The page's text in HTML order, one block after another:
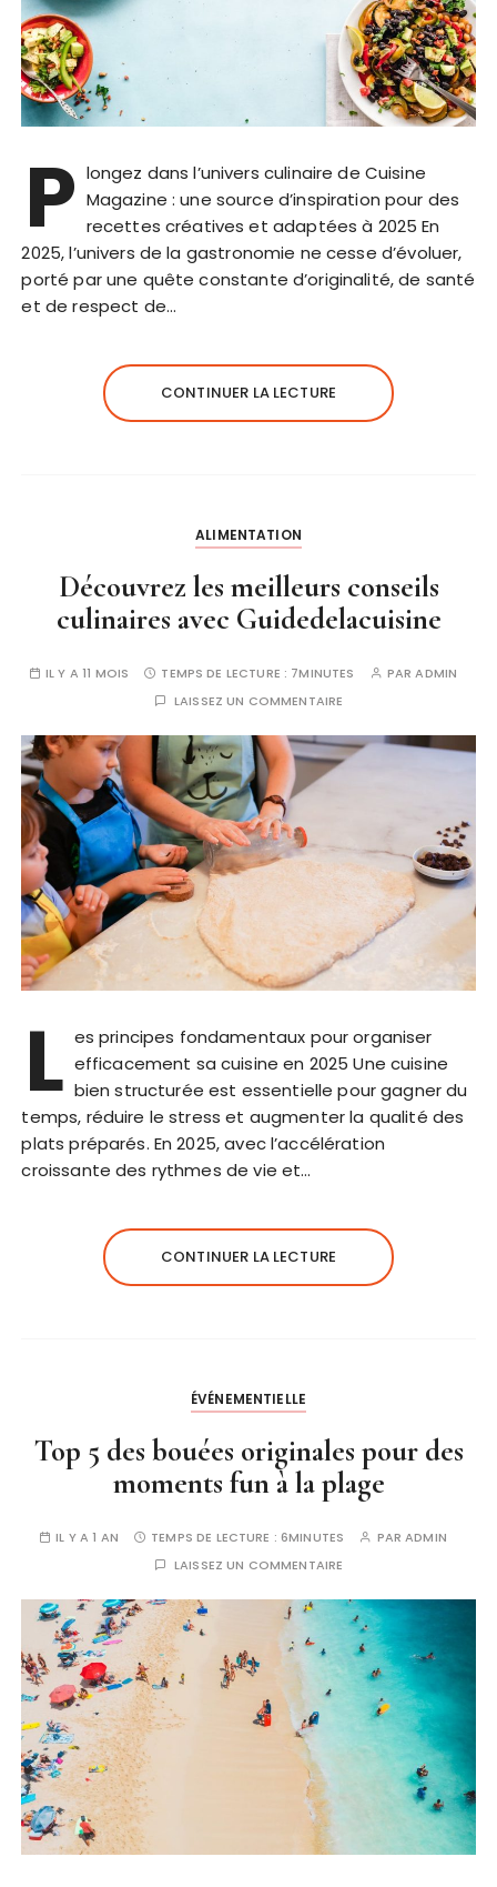
P longez dans l’univers culinaire de Cuisine
Magazine : une source d’inspiration pour des
recettes créatives et adaptées à 2025 En
2025, l’univers de la gastronomie ne cesse d’évoluer,
porté par une quête constante d’originalité, de santé
et de respect de…
CONTINUER LA LECTURE
ALIMENTATION
Découvrez les meilleurs conseils
culinaires avec Guidedelacuisine
IL Y A 11 MOIS TEMPS DE LECTURE : 7MINUTES PARADMIN
LAISSEZ UN COMMENTAIRE
L es principes fondamentaux pour organiser
efficacement sa cuisine en 2025 Une cuisine
bien structurée est essentielle pour gagner du
temps, réduire le stress et augmenter la qualité des
plats préparés. En 2025, avec l’accélération
croissante des rythmes de vie et…
CONTINUER LA LECTURE
ÉVÉNEMENTIELLE
Top 5 des bouées originales pour des
moments fun à la plage
IL Y A 1 AN TEMPS DE LECTURE :6MINUTES PARADMIN
LAISSEZ UN COMMENTAIRE